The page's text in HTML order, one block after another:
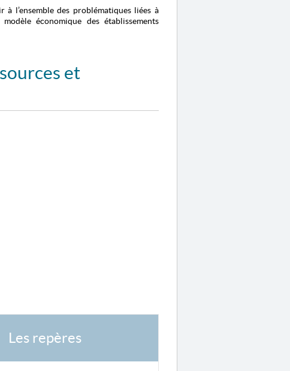
l’ensemble des problématiques liées à
économique des établissements
et
Les repères